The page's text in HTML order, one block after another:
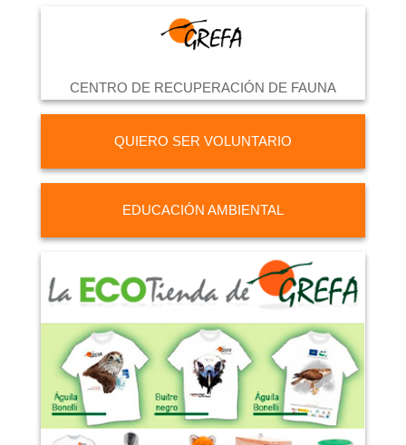
CENTRO DE RECUPERACIÓN DE FAUNA
QUIERO SER VOLUNTARIO
EDUCACIÓN AMBIENTAL